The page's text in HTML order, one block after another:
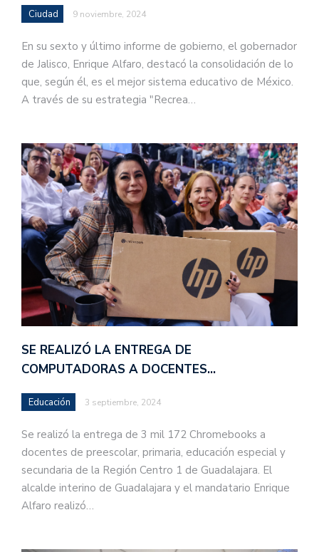
Ciudad 9 noviembre, 2024
En su sexto y último informe de gobierno, el gobernador
de Jalisco, Enrique Alfaro, destacó la consolidación de lo
que, según él, es el mejor sistema educativo de México.
A través de su estrategia "Recrea…
SE REALIZÓ LA ENTREGA DE
COMPUTADORAS A DOCENTES…
Educación 3 septiembre, 2024
Se realizó la entrega de 3 mil 172 Chromebooks a
docentes de preescolar, primaria, educación especial y
secundaria de la Región Centro 1 de Guadalajara. El
alcalde interino de Guadalajara y el mandatario Enrique
Alfaro realizó…